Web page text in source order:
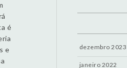
é
e
dezembro 2023
janeiro 2022